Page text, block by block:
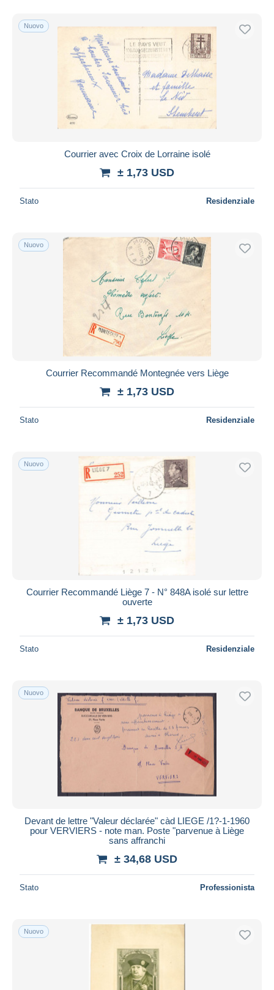
Nuovo
Courrier avec Croix de Lorraine isolé
± 1,73 USD
Stato Residenziale
Nuovo
Courrier Recommandé Montegnée vers Liège
± 1,73 USD
Stato Residenziale
Nuovo
Courrier Recommandé Liège 7 - N° 848A isolé sur lettre
ouverte
± 1,73 USD
Stato Residenziale
Nuovo
Devant de lettre "Valeur déclarée" càd LIEGE /1?-1-1960
pour VERVIERS - note man. Poste "parvenue à Liège
sans affranchi
± 34,68 USD
Stato Professionista
Nuovo